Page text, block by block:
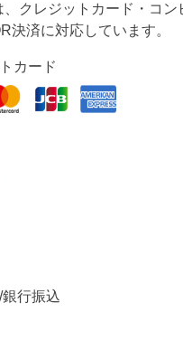
、クレジットカード・コン
決済に対応しています。
カード
行振込